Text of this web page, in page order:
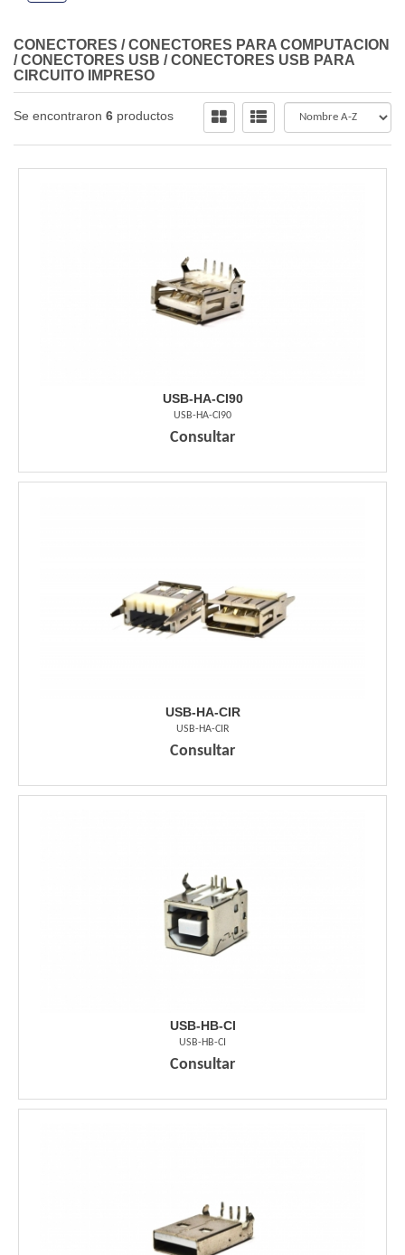
CONECTORES /CONECTORES PARA COMPUTACION
/CONECTORES USB /CONECTORES USB PARA
CIRCUITO IMPRESO
Se encontraron 6 productos
USB-HA-CI90
USB-HA-CI90
Consultar
USB-HA-CIR
USB-HA-CIR
Consultar
USB-HB-CI
USB-HB-CI
Consultar